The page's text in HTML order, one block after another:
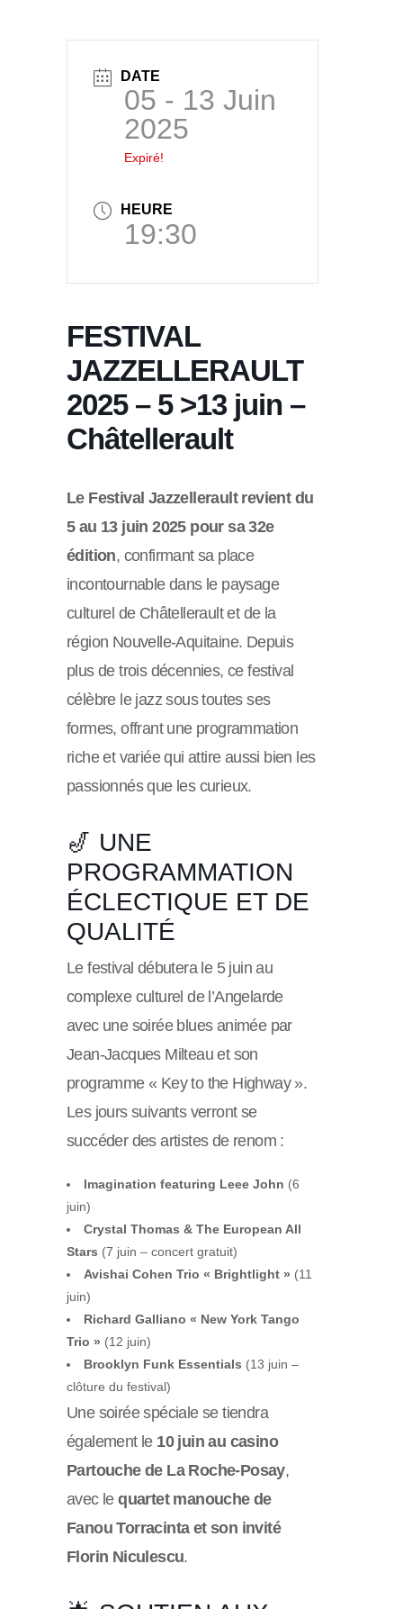
DATE
05 - 13 Juin
2025
Expiré!
HEURE
19:30
FESTIVAL
JAZZELLERAULT
2025 – 5 >13 juin –
Châtellerault
Le Festival Jazzellerault revient du
5 au 13 juin 2025 pour sa 32e
édition, confirmant sa place
incontournable dans le paysage
culturel de Châtellerault et de la
région Nouvelle-Aquitaine. Depuis
plus de trois décennies, ce festival
célèbre le jazz sous toutes ses
formes, offrant une programmation
riche et variée qui attire aussi bien les
passionnés que les curieux.
🎷 UNE
PROGRAMMATION
ÉCLECTIQUE ET DE
QUALITÉ
Le festival débutera le 5 juin au
complexe culturel de l’Angelarde
avec une soirée blues animée par
Jean-Jacques Milteau et son
programme « Key to the Highway ».
Les jours suivants verront se
succéder des artistes de renom :
Imagination featuring Leee John (6
juin)
Crystal Thomas & The European All
Stars (7 juin – concert gratuit)
Avishai Cohen Trio « Brightlight » (11
juin)
Richard Galliano « New York Tango
Trio » (12 juin)
Brooklyn Funk Essentials (13 juin –
clôture du festival)
Une soirée spéciale se tiendra
également le 10 juin au casino
Partouche de La Roche-Posay,
avec lequartet manouche de
Fanou Torracinta et son invité
Florin Niculescu.